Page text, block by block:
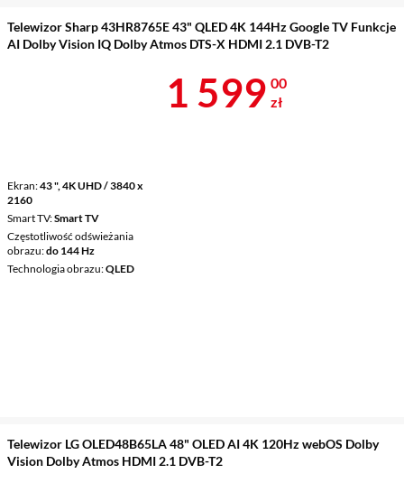
Telewizor Sharp 43HR8765E 43" QLED 4K 144Hz Google TV Funkcje
AI Dolby Vision IQ Dolby Atmos DTS-X HDMI 2.1 DVB-T2
Ekran 43 ", 4K UHD / 3840 x
2160
Smart TV Smart TV
Częstotliwość odświeżania
obrazu do 144 Hz
Technologia obrazu QLED
Cena 1 599 zł
1 599 00
zł
Telewizor LG OLED48B65LA 48" OLED AI 4K 120Hz webOS Dolby
Vision Dolby Atmos HDMI 2.1 DVB-T2